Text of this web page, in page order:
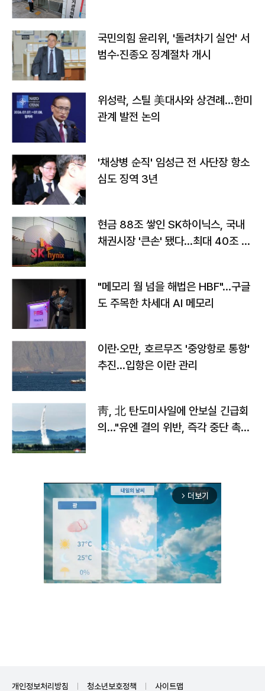
국민의힘 윤리위, '돌려차기 실언' 서
범수·진종오 징계절차 개시
위성락, 스틸 美대사와 상견례…한미
관계 발전 논의
'채상병 순직' 임성근 전 사단장 항소
심도 징역 3년
현금 88조 쌓인 SK하이닉스, 국내
채권시장 '큰손' 됐다…최대 40조 투
"메모리 월 넘을 해법은 HBF"…구글
도 주목한 차세대 AI 메모리
이란·오만, 호르무즈 '중앙항로 통항'
추진…입항은 이란 관리
靑, 北 탄도미사일에 안보실 긴급회
의…"유엔 결의 위반, 즉각 중단 촉
arrow_forward_ios 더보기
개인정보처리방침 청소년보호정책 사이트맵